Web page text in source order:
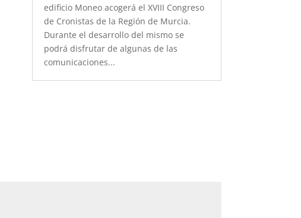
edificio Moneo acogerá el XVIII Congreso
de Cronistas de la Región de Murcia.
Durante el desarrollo del mismo se
podrá disfrutar de algunas de las
comunicaciones...